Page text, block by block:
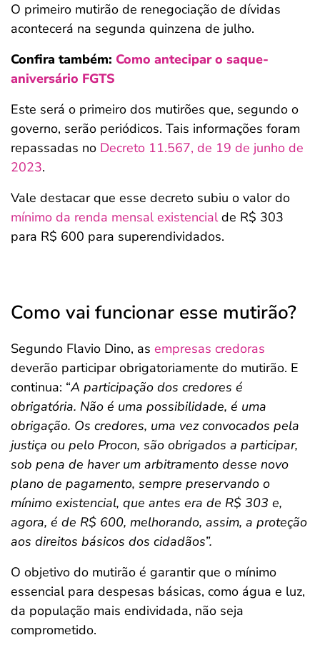
O primeiro mutirão de renegociação de dívidas
acontecerá na segunda quinzena de julho.
Confira também: Como antecipar o saque-
aniversário FGTS
Este será o primeiro dos mutirões que, segundo o
governo, serão periódicos. Tais informações foram
repassadas no Decreto 11.567, de 19 de junho de
2023.
Vale destacar que esse decreto subiu o valor do
mínimo da renda mensal existencialde R$ 303
para R$ 600 para superendividados.
Como vai funcionar esse mutirão?
Segundo Flavio Dino, as empresas credoras
deverão participar obrigatoriamente do mutirão. E
continua: “A participação dos credores é
obrigatória. Não é uma possibilidade, é uma
obrigação. Os credores, uma vez convocados pela
justiça ou pelo Procon, são obrigados a participar,
sob pena de haver um arbitramento desse novo
plano de pagamento, sempre preservando o
mínimo existencial, que antes era de R$ 303 e,
agora, é de R$ 600, melhorando, assim, a proteção
aos direitos básicos dos cidadãos”.
O objetivo do mutirão é garantir que o mínimo
essencial para despesas básicas, como água e luz,
da população mais endividada, não seja
comprometido.